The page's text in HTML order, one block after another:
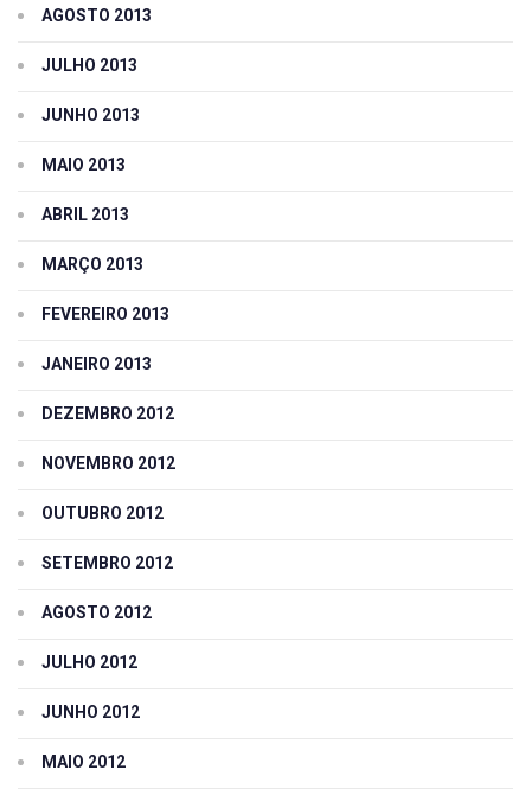
AGOSTO 2013
JULHO 2013
JUNHO 2013
MAIO 2013
ABRIL 2013
MARÇO 2013
FEVEREIRO 2013
JANEIRO 2013
DEZEMBRO 2012
NOVEMBRO 2012
OUTUBRO 2012
SETEMBRO 2012
AGOSTO 2012
JULHO 2012
JUNHO 2012
MAIO 2012